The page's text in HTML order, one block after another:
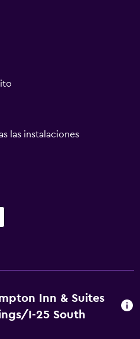
las instalaciones
Inn & Suites
I-25 South